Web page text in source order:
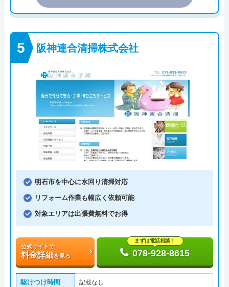
阪神連合清掃株式会社
明石市を中心に水回り清掃対応
リフォーム作業も幅広く依頼可能
対象エリアは出張費無料でお得
公式サイトで
料金詳細を見る
まずは電話相談！
078-928-8615
駆けつけ時間 記載なし